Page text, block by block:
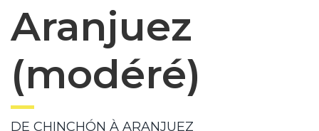
Aranjuez
(modéré)
DE CHINCHÓN À ARANJUEZ